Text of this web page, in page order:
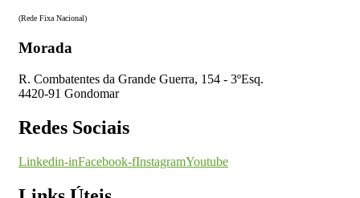
(Rede Fixa Nacional)
Morada
R. Combatentes da Grande Guerra, 154 - 3ºEsq.
4420-91 Gondomar
Redes Sociais
Linkedin-inFacebook-fInstagramYoutube